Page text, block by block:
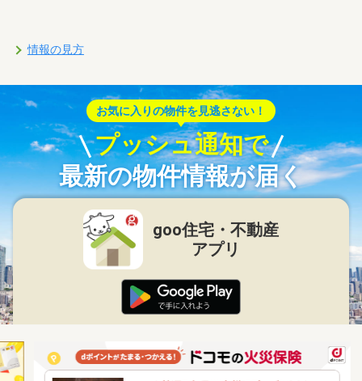
情報の見方
お気に入りの物件を見逃さない！
プッシュ通知で
最新の物件情報が届く
goo住宅・不動産
アプリ